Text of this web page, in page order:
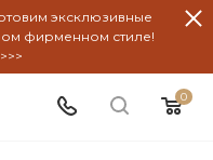
эксклюзивные
фирменном стиле!
0